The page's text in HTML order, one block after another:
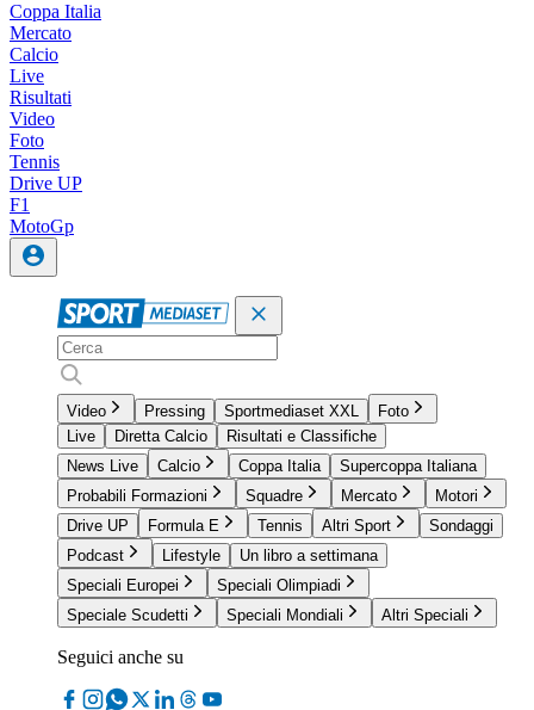
Coppa Italia
Mercato
Calcio
Live
Risultati
Video
Foto
Tennis
Drive UP
F1
MotoGp
Video Pressing Sportmediaset XXL
Foto
Live
Diretta Calcio
Risultati e Classifiche
News Live
Calcio Coppa Italia
Supercoppa Italiana
Probabili Formazioni
Squadre Mercato
Motori
Drive UP
Formula E Tennis Altri Sport
Sondaggi
Podcast
Lifestyle
Un libro a settimana
Speciali Europei
Speciali Olimpiadi
Speciale Scudetti
Speciali Mondiali Altri Speciali
Seguici anche su